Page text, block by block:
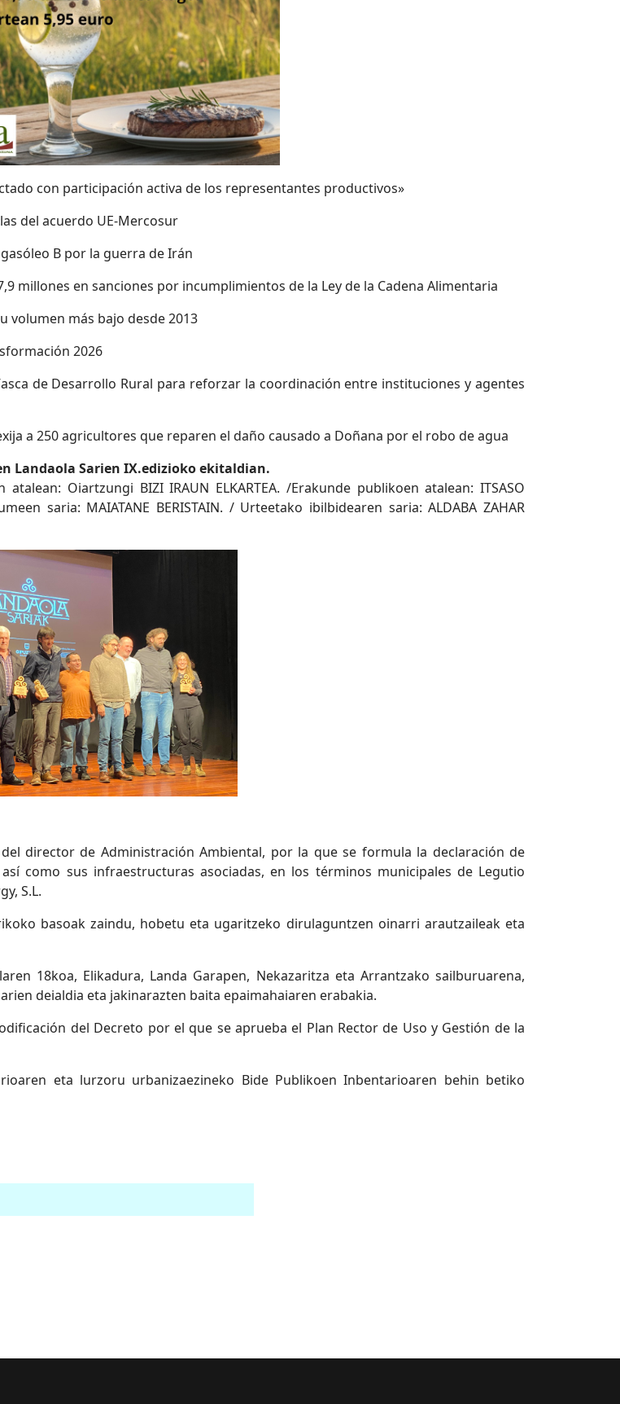
con participación activa de los representantes productivos»
del acuerdo UE-Mercosur
B por la guerra de Irán
millones en sanciones por incumplimientos de la Ley de la Cadena Alimentaria
volumen más bajo desde 2013
2026
de Desarrollo Rural para reforzar la coordinación entre instituciones y agentes
a 250 agricultores que reparen el daño causado a Doñana por el robo de agua
Landaola Sarien IX.edizioko ekitaldian.
Oiartzungi BIZI IRAUN ELKARTEA. /Erakunde publikoen atalean: ITSASO
saria: MAIATANE BERISTAIN. / Urteetako ibilbidearen saria: ALDABA ZAHAR
del director de Administración Ambiental, por la que se formula la declaración de
como sus infraestructuras asociadas, en los términos municipales de Legutio
S.L.
basoak zaindu, hobetu eta ugaritzeko dirulaguntzen oinarri arautzaileak eta
18koa, Elikadura, Landa Garapen, Nekazaritza eta Arrantzako sailburuarena,
deialdia eta jakinarazten baita epaimahaiaren erabakia.
del Decreto por el que se aprueba el Plan Rector de Uso y Gestión de la
eta lurzoru urbanizaezineko Bide Publikoen Inbentarioaren behin betiko